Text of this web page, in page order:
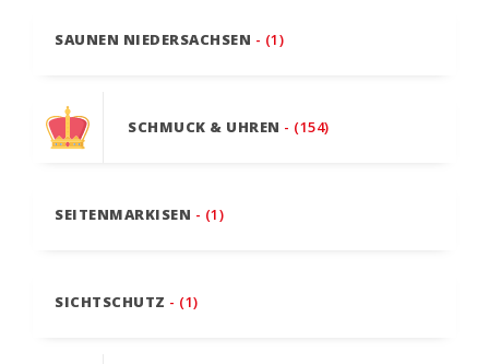
SAUNEN NIEDERSACHSEN - (1)
SCHMUCK & UHREN - (154)
SEITENMARKISEN - (1)
SICHTSCHUTZ - (1)